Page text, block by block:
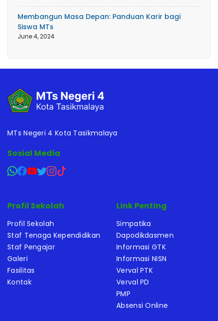
Membangun Masa Depan: Panduan Karir bagi
Siswa MTs
June 4, 2024
MTs Negeri 4 Kota Tasikmalaya
Sosial Media
Profil Sekolah
Profil Sekolah
Staf Tenaga Kependidikan
Staf Pengajar
Galeri
Fasilitas
Kontak
Link Penting
Simpatika
Dapodikdasmen
Informasi GTK
Informasi NISN
Verval PTK
Verval PD
PMP
Absensi Online